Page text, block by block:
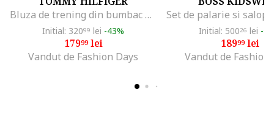
Bluza de trening din bumbac organic cu logo, Roz zmeuriu
Initial: 32099 lei -43%
17999lei
Vandut de Fashion Days
Initial: 50026 lei -
18999lei
Vandut de Fashion